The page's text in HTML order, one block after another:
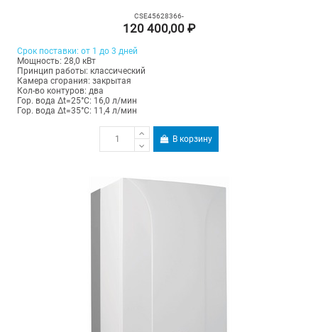
CSE45628366-
120 400,00 ₽
Срок поставки: от 1 до 3 дней
Мощность: 28,0 кВт
Принцип работы: классический
Камера сгорания: закрытая
Кол-во контуров: два
Гор. вода Δt=25°C: 16,0 л/мин
Гор. вода Δt=35°C: 11,4 л/мин
В корзину